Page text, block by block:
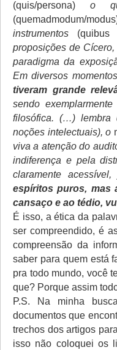
(quis/persona) o
(quemadmodum/
instrumentos (quibus
proposições de
paradigma da
Em diversos
tiveram grande
sendo
filosófica. (…) lembra
noções intelectuais), o
viva a atenção do
indiferença e pela
claramente
espíritos puros, mas
cansaço e ao tédio,
É isso, a ética da
ser compreendido, é
compreensão da
saber para quem está
pra todo mundo, você
que? Porque assim
P.S. Na minha
documentos que
trechos dos artigos
isso não coloquei os